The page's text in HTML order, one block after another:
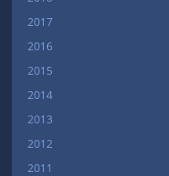
2017
2016
2015
2014
2013
2012
2011